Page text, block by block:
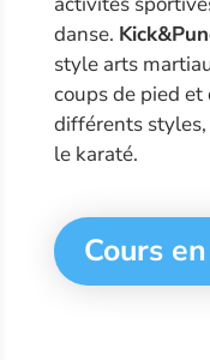
danse.
style arts
coups de pied et
différents
le karaté.
Cours